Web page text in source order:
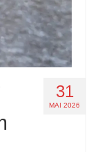
31
MAI 2026